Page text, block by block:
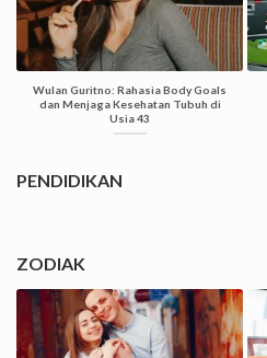
Wulan Guritno: Rahasia Body Goals
dan Menjaga Kesehatan Tubuh di
Usia 43
PENDIDIKAN
ZODIAK